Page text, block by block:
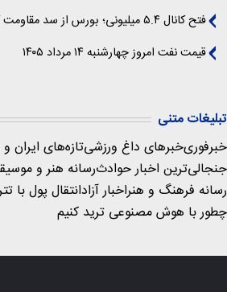
فتح کانال ۵.۴ میلیونی؛ بورس از سد مقاومت کلیدی عبور کرد
قیمت نفت امروز چهارشنبه ۱۴ مرداد ۱۴۰۵
تبلیغات متنی
خبرفوریخبرهای داغ ورزشیتازه‌های ایران
جنجالی‌ترین اخبار حوادثرسانه هنر و
رسانه فرهنگ و هنراخبار آزادانتقال پول با
چطور با هوش مصنوعی ترید کنیم